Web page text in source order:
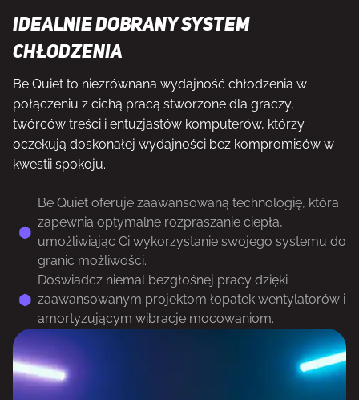
Idealnie dobrany system
chłodzenia
Be Quiet to niezrównana wydajność chłodzenia w
połączeniu z cichą pracą stworzone dla graczy,
twórców treści i entuzjastów komputerów, którzy
oczekują doskonałej wydajności bez kompromisów w
kwestii spokoju.
Be Quiet oferuje zaawansowaną technologię, która
zapewnia optymalne rozpraszanie ciepła,
umożliwiając Ci wykorzystanie swojego systemu do
granic możliwości.
Doświadcz niemal bezgłośnej pracy dzięki
zaawansowanym projektom łopatek wentylatorów i
amortyzującym wibracje mocowaniom.